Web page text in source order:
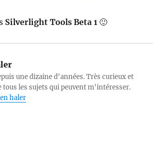
Silverlight Tools Beta 1🙂
une dizaine d'années. Très curieux et
les sujets qui peuvent m'intéresser.
haler